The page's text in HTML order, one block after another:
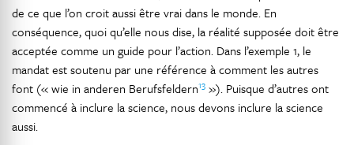
de ce que l’on croit aussi être vrai dans le monde. En
conséquence, quoi qu’elle nous dise, la réalité supposée doit être
acceptée comme un guide pour l’action. Dans l’exemple 1, le
mandat est soutenu par une référence à comment les autres
font (« wie in anderen Berufsfeldern13 »). Puisque d’autres ont
commencé à inclure la science, nous devons inclure la science
aussi.